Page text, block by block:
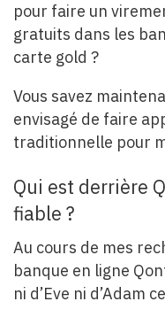
pour faire un
gratuits dans les
carte gold ?
Vous savez
envisagé de faire
traditionnelle pour
Qui est derrière
fiable ?
Au cours de mes
banque en ligne
ni d’Eve ni d’Adam